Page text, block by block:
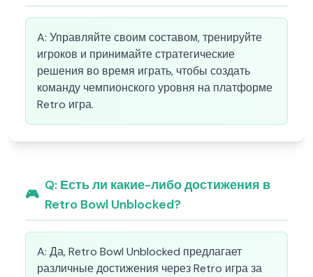
A: Управляйте своим составом, тренируйте
игроков и принимайте стратегические
решения во время играть, чтобы создать
команду чемпионского уровня на платформе
Retro игра.
🎮
Q: Есть ли какие-либо достижения в
Retro Bowl Unblocked?
A: Да, Retro Bowl Unblocked предлагает
различные достижения через Retro игра за